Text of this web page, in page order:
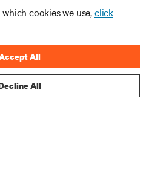
cookies we use,click
All
All